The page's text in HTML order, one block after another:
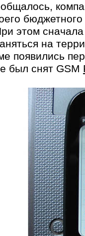
этом
на
появились
был снят GSM